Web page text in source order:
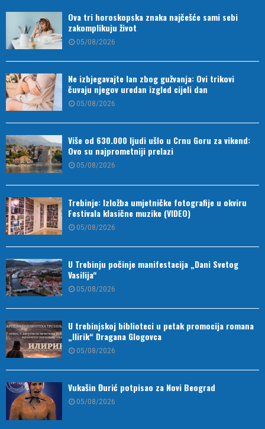
Ova tri horoskopska znaka najčešće sami sebi
zakomplikuju život
05/08/2026
Ne izbjegavajte lan zbog gužvanja: Ovi trikovi
čuvaju njegov uredan izgled cijeli dan
05/08/2026
Više od 630.000 ljudi ušlo u Crnu Goru za vikend:
Ovo su najprometniji prelazi
05/08/2026
Trebinje: Izložba umjetničke fotografije u okviru
Festivala klasične muzike (VIDEO)
05/08/2026
U Trebinju počinje manifestacija „Dani Svetog
Vasilija“
05/08/2026
U trebinjskoj biblioteci u petak promocija romana
„Ilirik“ Dragana Glogovca
05/08/2026
Vukašin Đurić potpisao za Novi Beograd
05/08/2026